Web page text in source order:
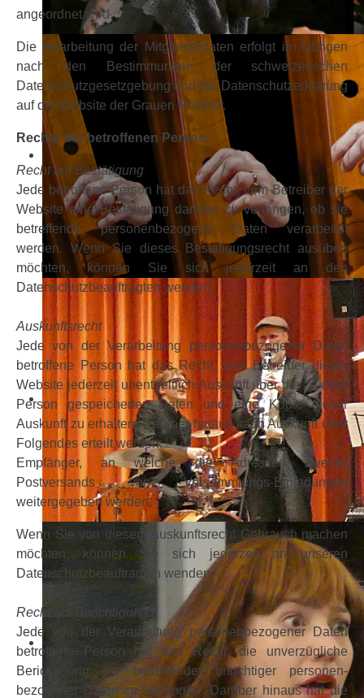
angeordnet wird.
Die Bearbeitung der Mitgliederdaten erfolgt im Übrigen
nach den Bestimmungen der schweizerischen
Datenschutzgesetzgebung und der Datenschutzerklärung
auf der Website der Grauen Panther.
Rechte der betroffenen Person
Recht auf Bestätigung
Jede betroffene Person hat das Recht, vom Betreiber der
Website eine Bestätigung darüber zu verlangen, ob sie
betreffende personenbezogene Daten verarbeitet
werden. Wenn Sie dieses Bestätigungsrecht ausüben
möchten, können Sie sich jederzeit an den
Datenschutzbeauftragten wenden.
Auskunftsrecht
Jede von der Verarbeitung personenbezogener Daten
betroffene Person hat das Recht, vom Betreiber dieser
Website jederzeit unentgeltlich Auskunft über die zu ihrer
Person gespeicherten Daten und eine Kopie dieser
Auskunft zu erhalten. Darüber hinaus kann Auskunft über
Folgendes erteilt werden:
Empfänger, an welche die Adressen zwecks
Postversands von Versammlungs-Einladungen
weitergegeben werden.
Wenn Sie von diesem Auskunftsrecht Gebrauch machen
möchten, können Sie sich jederzeit an unseren
Datenschutzbeauftragten wenden.
Recht auf Berichtigung
Jede von der Verarbeitung personenbezogener Daten
betroffene Person hat das Recht, die unverzügliche
Berichtigung sie betreffender unrichtiger personen-
bezogener Daten zu verlangen. Darüber hinaus hat die